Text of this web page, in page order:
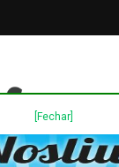
[Fechar]